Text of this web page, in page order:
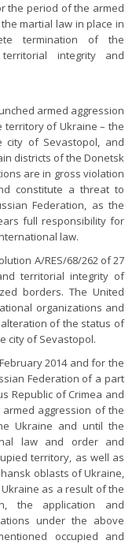
the period of the armed
martial law in place in
termination of the
integrity and
armed aggression
territory of Ukraine – the
city of Sevastopol, and
districts of the Donetsk
are in gross violation
constitute a threat to
Federation, as the
full responsibility for
law.
A/RES/68/262 of 27
territorial integrity of
borders. The United
organizations and
of the status of
city of Sevastopol.
2014 and for the
Federation of a part
Republic of Crimea and
aggression of the
Ukraine and until the
law and order and
territory, as well as
oblasts of Ukraine,
as a result of the
the application and
under the above
occupied and